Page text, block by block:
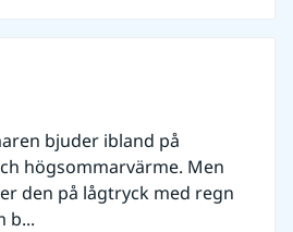
bjuder ibland på
högsommarvärme. Men
den på lågtryck med regn
b...